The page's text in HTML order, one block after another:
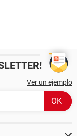
Ver un ejemplo